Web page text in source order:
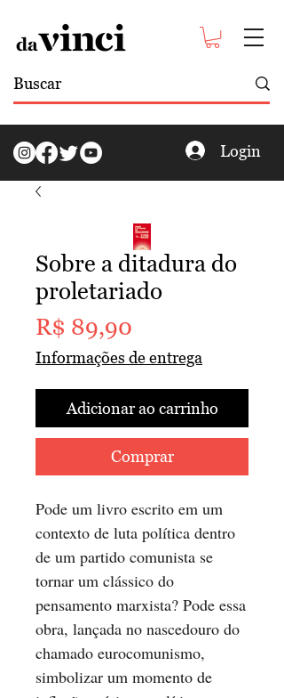
Login
Sobre a ditadura do
proletariado
R$ 89,90
Informações de entrega
Adicionar ao carrinho
Comprar
Pode um livro escrito em um
contexto de luta política dentro
de um partido comunista se
tornar um clássico do
pensamento marxista? Pode essa
obra, lançada no nascedouro do
chamado eurocomunismo,
simbolizar um momento de